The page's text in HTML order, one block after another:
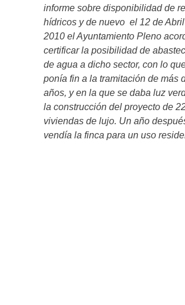
informe sobre disponibilidad de
hídricos y de nuevo el 12 de
2010 el Ayuntamiento Pleno
certificar la posibilidad de
de agua a dicho sector, con lo
ponía fin a la tramitación de más
años, y en la que se daba luz
la construcción del proyecto de
viviendas de lujo. Un año
vendía la finca para un uso